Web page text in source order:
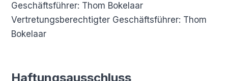
Geschäftsführer: Thom Bokelaar
Vertretungsberechtigter Geschäftsführer: Thom
Bokelaar
Haftungsausschluss